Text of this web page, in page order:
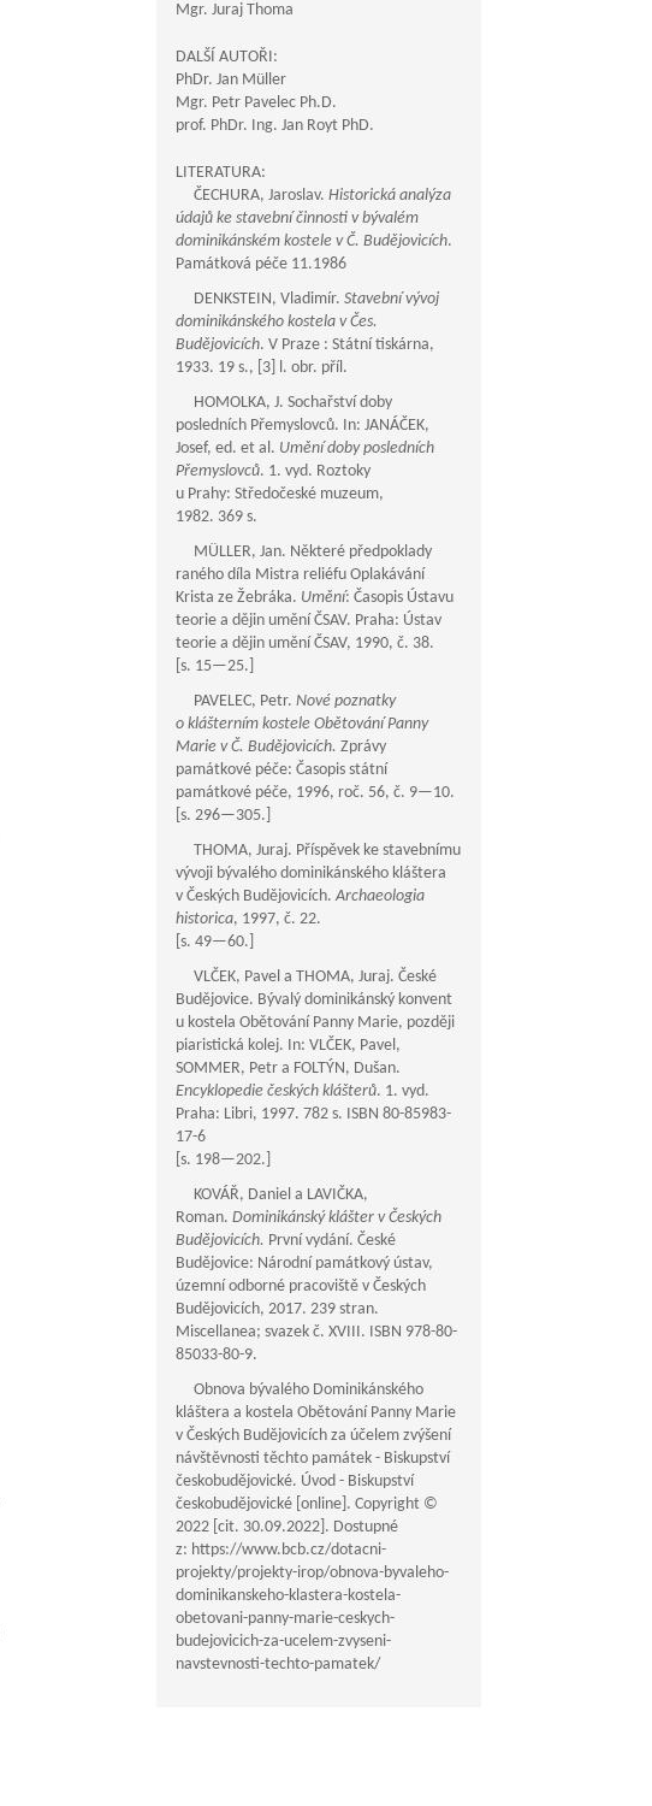
Mgr. Juraj Thoma
DALŠÍ AUTOŘI:
PhDr. Jan Müller
Mgr. Petr Pavelec Ph.D.
prof. PhDr. Ing. Jan Royt PhD.
LITERATURA:
ČECHURA, Jaroslav. Historická analýza
údajů ke stavební činnosti v bývalém
dominikánském kostele v Č. Budějovicích.
Památková péče 11.1986
DENKSTEIN, Vladimír. Stavební vývoj
dominikánského kostela v Čes.
Budějovicích. V Praze : Státní tiskárna,
1933. 19 s., [3] l. obr. příl.
HOMOLKA, J. Sochařství doby
posledních Přemyslovců. In: JANÁČEK,
Josef, ed. et al. Umění doby posledních
Přemyslovců. 1. vyd. Roztoky
u Prahy: Středočeské muzeum,
1982. 369 s.
MÜLLER, Jan. Některé předpoklady
raného díla Mistra reliéfu Oplakávání
Krista ze Žebráka. Umění: Časopis Ústavu
teorie a dějin umění ČSAV. Praha: Ústav
teorie a dějin umění ČSAV, 1990, č. 38.
[s. 15—25.]
PAVELEC, Petr. Nové poznatky
o klášterním kostele Obětování Panny
Marie v Č. Budějovicích. Zprávy
památkové péče: Časopis státní
památkové péče, 1996, roč. 56, č. 9—10.
[s. 296—305.]
THOMA, Juraj. Příspěvek ke stavebnímu
vývoji bývalého dominikánského kláštera
v Českých Budějovicích.Archaeologia
historica, 1997, č. 22.
[s. 49—60.]
VLČEK, Pavel a THOMA, Juraj. České
Budějovice. Bývalý dominikánský konvent
u kostela Obětování Panny Marie, později
piaristická kolej. In: VLČEK, Pavel,
SOMMER, Petr a FOLTÝN, Dušan.
Encyklopedie českých klášterů. 1. vyd.
Praha: Libri, 1997. 782 s. ISBN 80-85983-
17-6
[s. 198—202.]
KOVÁŘ, Daniel a LAVIČKA,
Roman. Dominikánský klášter v Českých
Budějovicích. První vydání. České
Budějovice: Národní památkový ústav,
územní odborné pracoviště v Českých
Budějovicích, 2017. 239 stran.
Miscellanea; svazek č. XVIII. ISBN 978-80-
85033-80-9.
Obnova bývalého Dominikánského
kláštera a kostela Obětování Panny Marie
v Českých Budějovicích za účelem zvýšení
návštěvnosti těchto památek - Biskupství
českobudějovické. Úvod - Biskupství
českobudějovické [online]. Copyright ©
2022 [cit. 30.09.2022]. Dostupné
z: https://www.bcb.cz/dotacni-
projekty/projekty-irop/obnova-byvaleho-
dominikanskeho-klastera-kostela-
obetovani-panny-marie-ceskych-
budejovicich-za-ucelem-zvyseni-
navstevnosti-techto-pamatek/